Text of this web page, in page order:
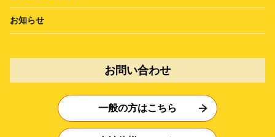
お知らせ
お問い合わせ
一般の方はこちら